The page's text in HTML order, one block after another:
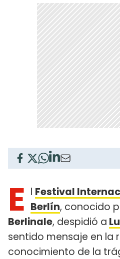
E l Festival
Berlín, conocido
Berlinale, despidió a
sentido mensaje en la
conocimiento de la